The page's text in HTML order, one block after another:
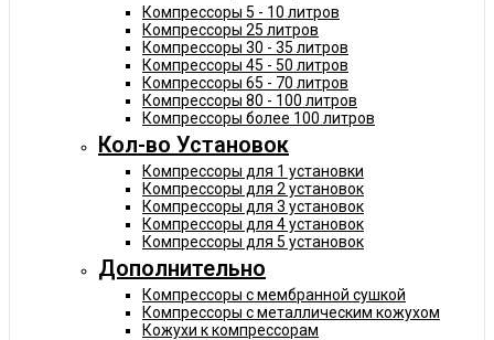
Компрессоры 5 - 10 литров
Компрессоры 25 литров
Компрессоры 30 - 35 литров
Компрессоры 45 - 50 литров
Компрессоры 65 - 70 литров
Компрессоры 80 - 100 литров
Компрессоры более 100 литров
Кол-во Установок
Компрессоры для 1 установки
Компрессоры для 2 установок
Компрессоры для 3 установок
Компрессоры для 4 установок
Компрессоры для 5 установок
Дополнительно
Компрессоры с мембранной сушкой
Компрессоры с металлическим кожухом
Кожухи к компрессорам